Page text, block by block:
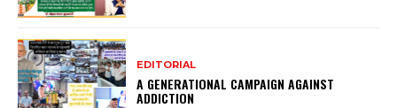
EDITORIAL
A GENERATIONAL CAMPAIGN AGAINST
ADDICTION